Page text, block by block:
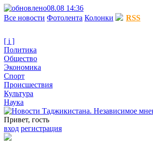
08.08 14:36
Все новости Фотолента Колонки RSS
[ i ]
Политика
Общество
Экономика
Спорт
Происшествия
Культура
Наука
Привет, гость
вход регистрация